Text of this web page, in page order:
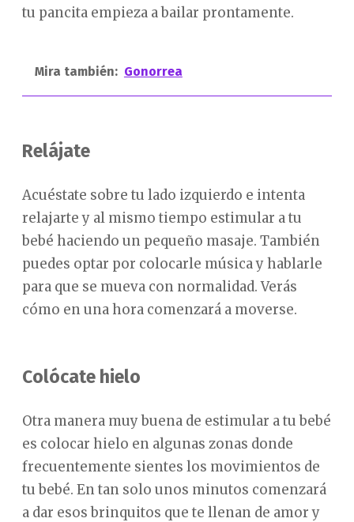
tu pancita empieza a bailar prontamente.
Mira también: Gonorrea
Relájate
Acuéstate sobre tu lado izquierdo e intenta
relajarte y al mismo tiempo estimular a tu
bebé haciendo un pequeño masaje. También
puedes optar por colocarle música y hablarle
para que se mueva con normalidad. Verás
cómo en una hora comenzará a moverse.
Colócate hielo
Otra manera muy buena de estimular a tu bebé
es colocar hielo en algunas zonas donde
frecuentemente sientes los movimientos de
tu bebé. En tan solo unos minutos comenzará
a dar esos brinquitos que te llenan de amor y